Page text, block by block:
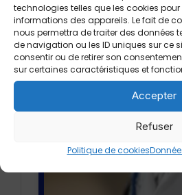
technologies telles que les cookies
informations des appareils. Le fait de
nous permettra de traiter des données
de navigation ou les ID uniques sur ce
consentir ou de retirer son
sur certaines caractéristiques et
Accepter
Refuser
Politique de cookies
Pharmacie de